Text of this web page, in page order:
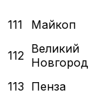
111 Майкоп
112 Великий
Новгород
113 Пенза